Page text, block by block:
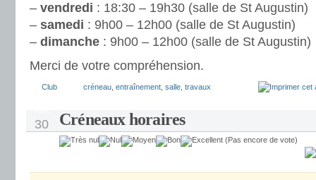
– vendredi : 18:30 – 19h30 (salle de St Augustin)
– samedi : 9h00 – 12h00 (salle de St Augustin)
– dimanche : 9h00 – 12h00 (salle de St Augustin)
Merci de votre compréhension.
Club créneau entraînement salle travaux
30 Créneaux horaires
(Pas encore de vote)